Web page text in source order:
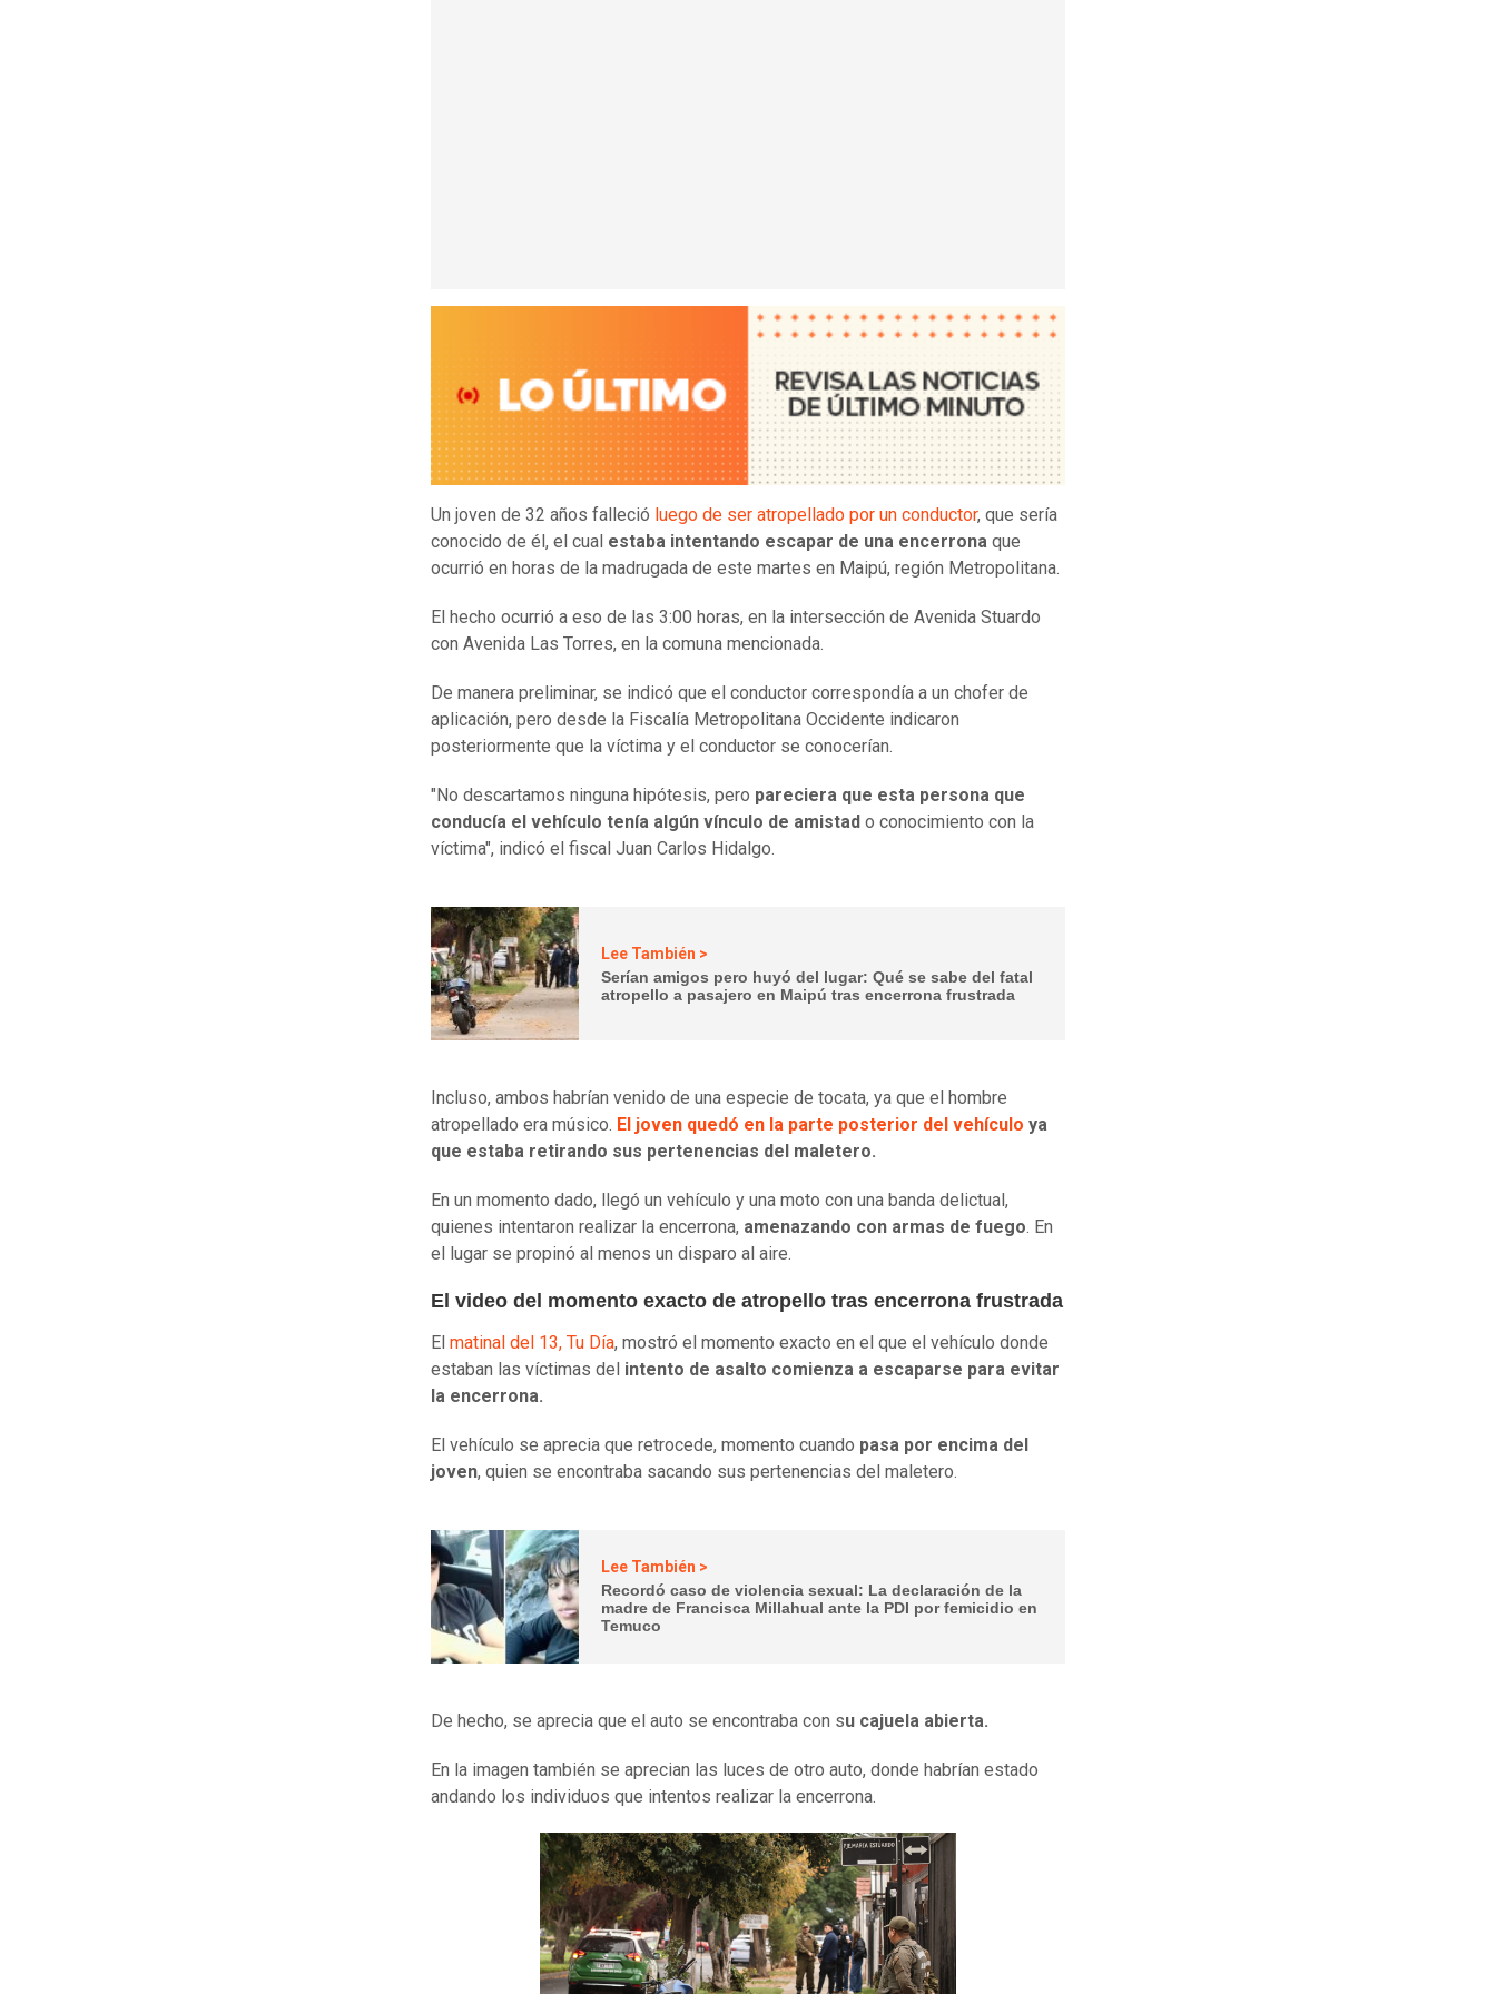
Un joven de 32 años falleció luego de ser atropellado por un conductor, que sería
conocido de él, el cual estaba intentando escapar de una encerrona que
ocurrió en horas de la madrugada de este martes en Maipú, región Metropolitana.
El hecho ocurrió a eso de las 3:00 horas, en la intersección de Avenida Stuardo
con Avenida Las Torres, en la comuna mencionada.
De manera preliminar, se indicó que el conductor correspondía a un chofer de
aplicación, pero desde la Fiscalía Metropolitana Occidente indicaron
posteriormente que la víctima y el conductor se conocerían.
"No descartamos ninguna hipótesis, pero pareciera que esta persona que
conducía el vehículo tenía algún vínculo de amistad o conocimiento con la
víctima", indicó el fiscal Juan Carlos Hidalgo.
Lee También >
Serían amigos pero huyó del lugar: Qué se sabe del fatal
atropello a pasajero en Maipú tras encerrona frustrada
Incluso, ambos habrían venido de una especie de tocata, ya que el hombre
atropellado era músico. El joven quedó en la parte posterior del vehículo ya
que estaba retirando sus pertenencias del maletero.
En un momento dado, llegó un vehículo y una moto con una banda delictual,
quienes intentaron realizar la encerrona, amenazando con armas de fuego. En
el lugar se propinó al menos un disparo al aire.
El video del momento exacto de atropello tras encerrona frustrada
El matinal del 13, Tu Día, mostró el momento exacto en el que el vehículo donde
estaban las víctimas del intento de asalto comienza a escaparse para evitar
la encerrona.
El vehículo se aprecia que retrocede, momento cuando pasa por encima del
joven, quien se encontraba sacando sus pertenencias del maletero.
Lee También >
Recordó caso de violencia sexual: La declaración de la
madre de Francisca Millahual ante la PDI por femicidio en
Temuco
De hecho, se aprecia que el auto se encontraba con su cajuela abierta.
En la imagen también se aprecian las luces de otro auto, donde habrían estado
andando los individuos que intentos realizar la encerrona.